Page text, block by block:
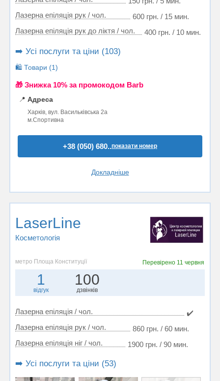
Лазерна епіляція рук / чол.
600 грн. / 15 мин.
Лазерна епіляція рук до ліктя / чол.
400 грн. / 10 мин.
➡️ Усі послуги та ціни (103)
🛍️ Товари (1)
🎁 Знижка 10% за промокодом Barb
📍 Адреса
Харків, вул. Васильківська 2а
м.Спортивна
+38 (050) 680..показати номер
Докладніше
LaserLine
Косметологія
метро Площа Конституції Перевірено 11 червня
1
відгук
100
дзвінків
Лазерна епіляція / чол.
✔️
Лазерна епіляція рук / чол.
860 грн. / 60 мин.
Лазерна епіляція ніг / чол.
1900 грн. / 90 мин.
➡️ Усі послуги та ціни (53)